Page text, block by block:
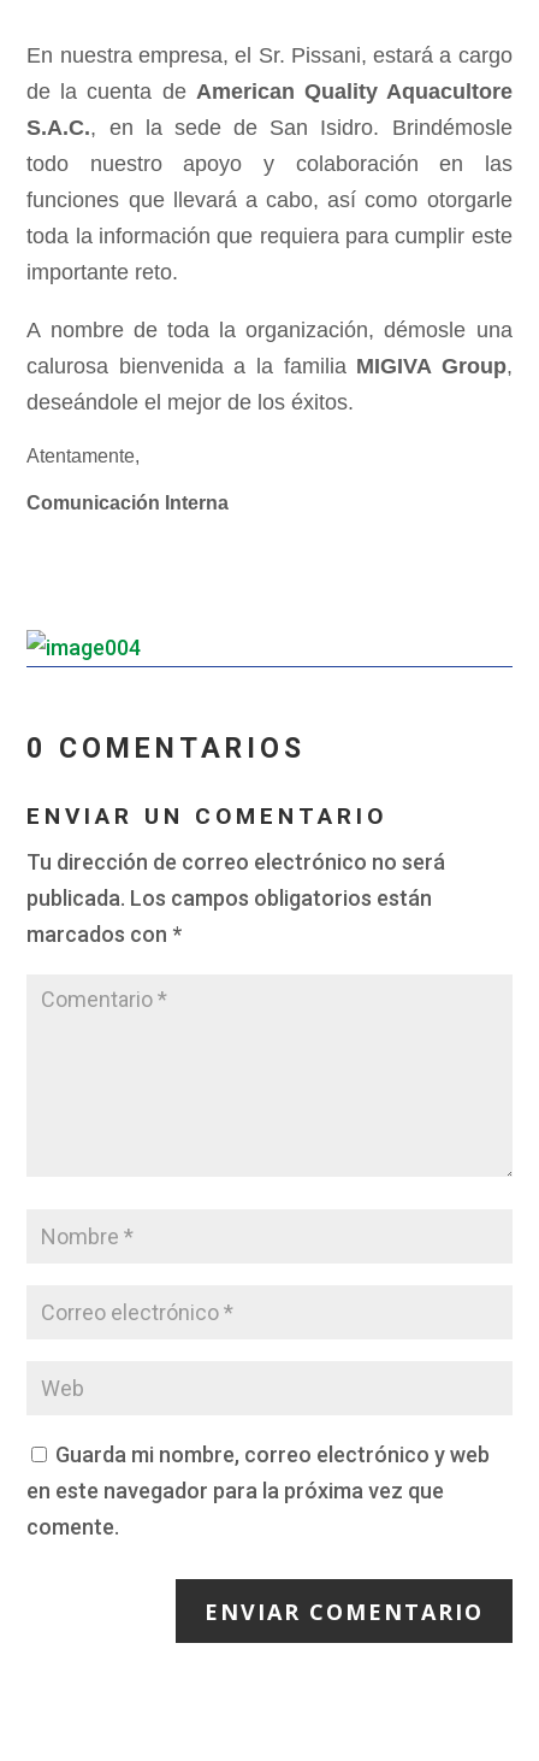
En nuestra empresa, el Sr. Pissani, estará a cargo
de la cuenta de American Quality Aquacultore
S.A.C., en la sede de San Isidro. Brindémosle
todo nuestro apoyo y colaboración en las
funciones que llevará a cabo, así como otorgarle
toda la información que requiera para cumplir este
importante reto.
A nombre de toda la organización, démosle una
calurosa bienvenida a la familia MIGIVA Group,
deseándole el mejor de los éxitos.
Atentamente,
Comunicación Interna
0 COMENTARIOS
ENVIAR UN COMENTARIO
Tu dirección de correo electrónico no será
publicada. Los campos obligatorios están
marcados con *
Guarda mi nombre, correo electrónico y web
en este navegador para la próxima vez que
comente.
ENVIAR COMENTARIO